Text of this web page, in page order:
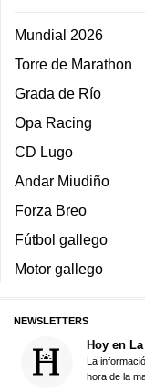
Mundial 2026
Torre de Marathon
Grada de Río
Opa Racing
CD Lugo
Andar Miudiño
Forza Breo
Fútbol gallego
Motor gallego
NEWSLETTERS
Hoy en
La
hora de la